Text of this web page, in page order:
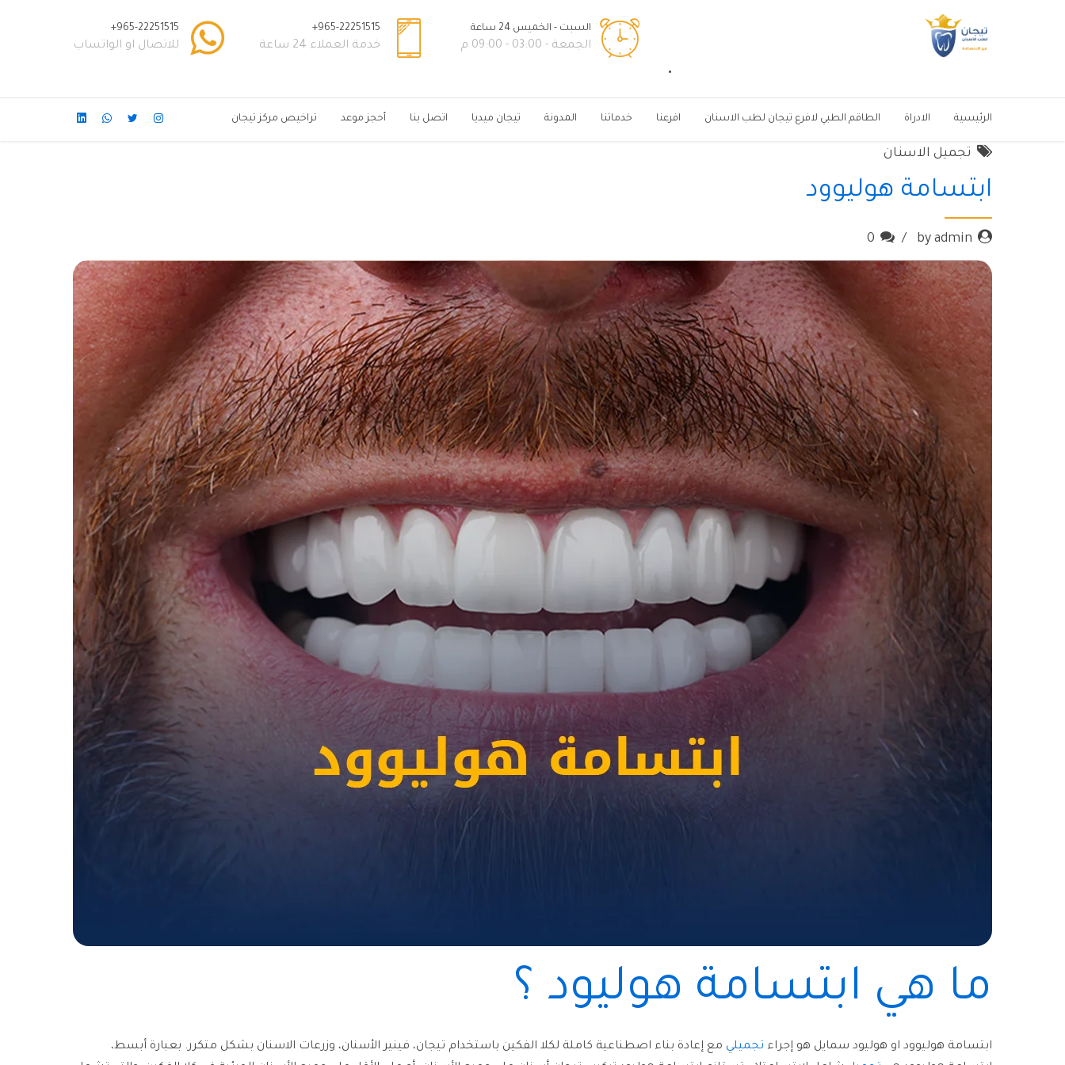
السبت - الخميس 24 ساعة
الجمعة - 03:00 - 09:00 م
965-22251515+
خدمة العملاء 24 ساعة
965-22251515+
للاتصال او الواتساب
الرئيسية الادراة الطاقم الطبي لافرع تيجان لطب الاسنان افرعنا خدماتنا المدونة تيجان ميديا اتصل بنا أحجز موعد تراخيص مركز تيجان
تجميل الاسنان
ابتسامة هوليوود
by admin
0
ما هي ابتسامة هوليود ؟
ابتسامة هوليوود او هوليود سمايل هو إجراء تجميلي مع إعادة بناء اصطناعية كاملة لكلا الفكين باستخدام تيجان، فينير الأسنان، وزرعات الاسنان بشكل متكرر. بعبارة أبسط،